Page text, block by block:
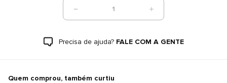
1
Precisa de ajuda? FALE COM A GENTE
Quem comprou, também curtiu